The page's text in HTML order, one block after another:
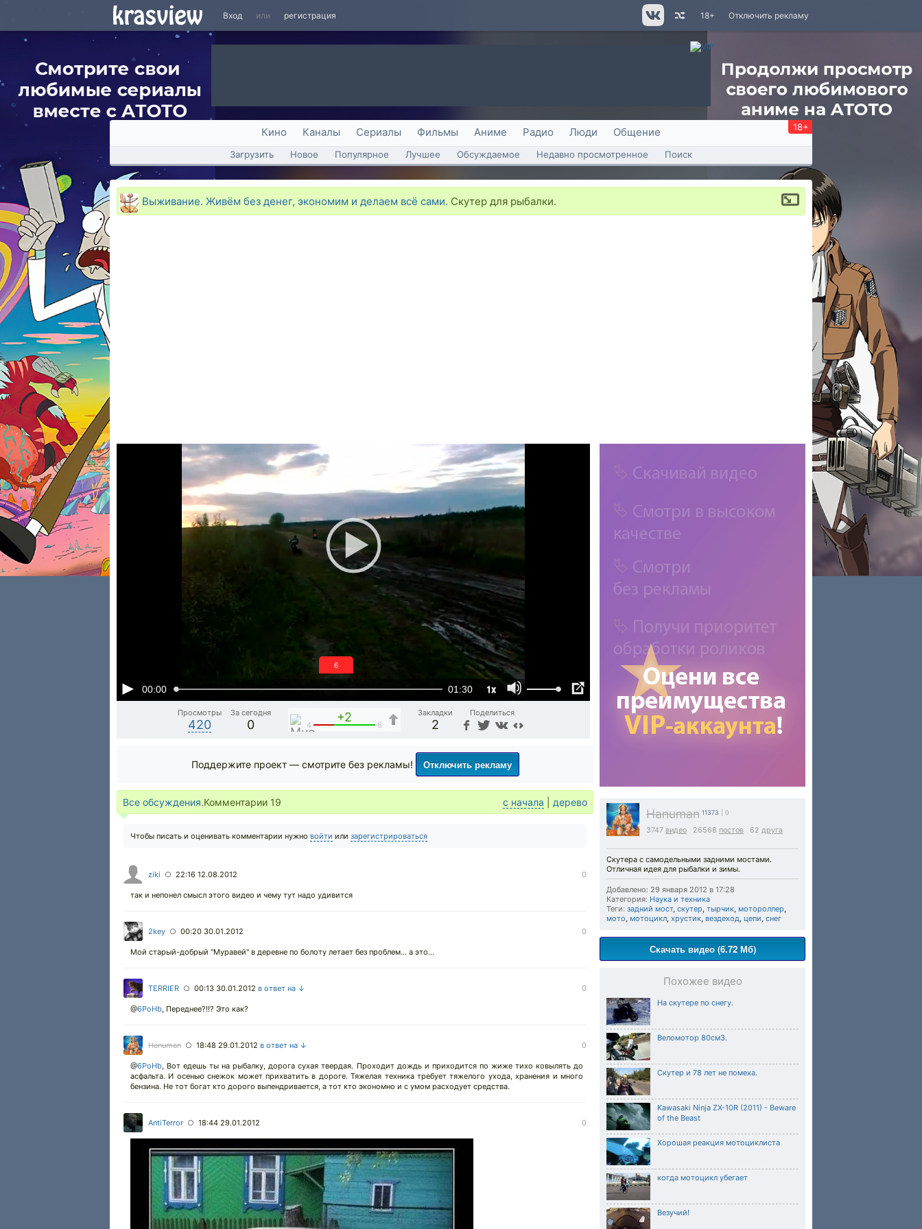
Вход или регистрация Отключить рекламу
18+
Кино Каналы Сериалы Фильмы Аниме Радио Люди Общение 18+
Загрузить Новое Популярное Лучшее Обсуждаемое Недавно просмотренное Поиск
Выживание. Живём без денег, экономим и делаем всё сами. Скутер для рыбалки.
00:00 01:30 1x
5
Просмотры
420
За сегодня
0
+2
4 6
Закладки
2
Поделиться
Hanuman 11373 | 0
3747 видео 26568 постов 62 друга
Скутера с самодельными задними мостами.
Отличная идея для рыбалки и зимы.
Добавлено: 29 января 2012 в 17:28
Категория: Наука и техника
Теги: задний мост, скутер, тырчик, мотороллер,
мото, мотоцикл, хрустик, вездеход, цепи, снег
Скачать видео (6.72 Мб)
Похожее видео
На скутере по снегу.
Веломотор 80см3.
Скутер и 78 лет не помеха.
Kawasaki Ninja ZX-10R (2011) - Beware
of the Beast
Хорошая реакция мотоциклиста
когда мотоцикл убегает
Везучий!
Поддержите проект — смотрите без рекламы! Отключить рекламу
Все обсуждения.Комментарии 19 с начала дерево
Чтобы писать и оценивать комментарии нужно войти или зарегистрироваться
ziki ○ 22:16 12.08.2012 0
так и непонел смысл этого видео и чему тут надо удивится
2key ○ 00:20 30.01.2012 0
Мой старый-добрый "Муравей" в деревне по болоту летает без проблем... а это...
TERRIER ○ 00:13 30.01.2012 в ответ на ↓ 0
@6PoHb, Переднее?!!? Это как?
Hanuman ○ 18:48 29.01.2012 в ответ на ↓ 0
@6PoHb, Вот едешь ты на рыбалку, дорога сухая твердая. Проходит дождь и приходится по жиже тихо ковылять до
асфальта. И осенью снежок может прихватить в дороге. Тяжелая техника требует тяжелого ухода, хранения и много
бензина. Не тот богат кто дорого выпендривается, а тот кто экономно и с умом расходует средства.
AntiTerror ○ 18:44 29.01.2012 0